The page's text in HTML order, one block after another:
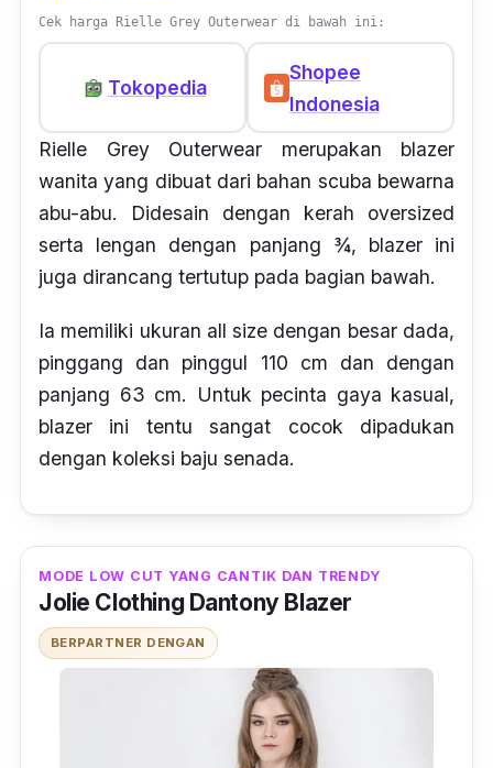
Cek harga Rielle Grey Outerwear di bawah ini:
Tokopedia
Shopee
Indonesia
Rielle Grey Outerwear merupakan blazer
wanita yang dibuat dari bahan scuba bewarna
abu-abu. Didesain dengan kerah oversized
serta lengan dengan panjang ¾, blazer ini
juga dirancang tertutup pada bagian bawah.
Ia memiliki ukuran all size dengan besar dada,
pinggang dan pinggul 110 cm dan dengan
panjang 63 cm. Untuk pecinta gaya kasual,
blazer ini tentu sangat cocok dipadukan
dengan koleksi baju senada.
MODE LOW CUT YANG CANTIK DAN TRENDY
Jolie Clothing Dantony Blazer
BERPARTNER DENGAN